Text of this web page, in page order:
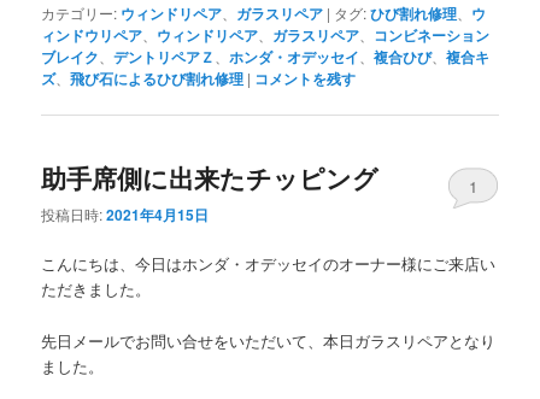
カテゴリー: ウィンドリペア ガラスリペア | タグ:ひび割れ修理
ウ
ィンドウリペア
ウィンドリペア ガラスリペア
コンビネーション
ブレイク 、デントリペアＺ 、ホンダ・オデッセイ 、複合ひび、複合キ
ズ、飛び石によるひび割れ修理 | コメントを残す
助手席側に出来たチッピング
投稿日時:2021年4月15日
1
こんにちは、今日はホンダ・オデッセイのオーナー様にご来店い
ただきました。
先日メールでお問い合せをいただいて、本日ガラスリペアとなり
ました。